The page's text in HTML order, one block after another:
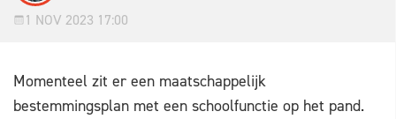
1 NOV 2023 17:00
Momenteel zit er een maatschappelijk
bestemmingsplan met een schoolfunctie op het pand.